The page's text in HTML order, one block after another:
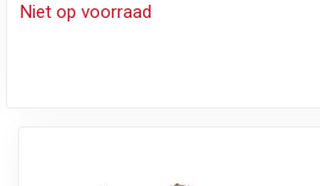
Niet op voorraad